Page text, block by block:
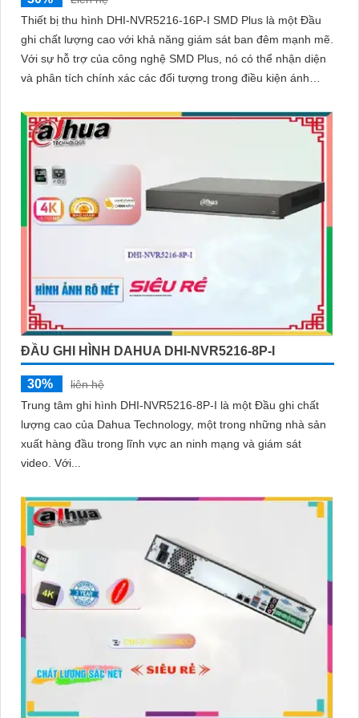
Thiết bị thu hình DHI-NVR5216-16P-I SMD Plus là một Đầu
ghi chất lượng cao với khả năng giám sát ban đêm mạnh mẽ.
Với sự hỗ trợ của công nghệ SMD Plus, nó có thể nhận diện
và phân tích chính xác các đối tượng trong điều kiện ánh
ĐẦU GHI HÌNH DAHUA DHI-NVR5216-8P-I
30%
liên hệ
Trung tâm ghi hình DHI-NVR5216-8P-I là một Đầu ghi chất
lượng cao của Dahua Technology, một trong những nhà sản
xuất hàng đầu trong lĩnh vực an ninh mạng và giám sát
video. Với...